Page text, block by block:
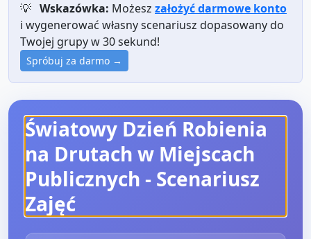
💡 Wskazówka: Możesz założyć darmowe konto
i wygenerować własny scenariusz dopasowany do
Twojej grupy w 30 sekund!
Spróbuj za darmo →
Światowy Dzień Robienia
na Drutach w Miejscach
Publicznych - Scenariusz
Zajęć